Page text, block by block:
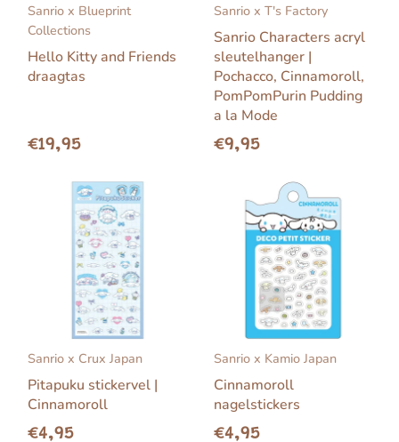
Sanrio x Blueprint
Collections
Hello Kitty and Friends
draagtas
€19,95
Sanrio x T's Factory
Sanrio Characters acryl
sleutelhanger |
Pochacco, Cinnamoroll,
PomPomPurin Pudding
a la Mode
€9,95
Sanrio x Crux Japan
Pitapuku stickervel |
Cinnamoroll
€4,95
Sanrio x Kamio Japan
Cinnamoroll
nagelstickers
€4,95